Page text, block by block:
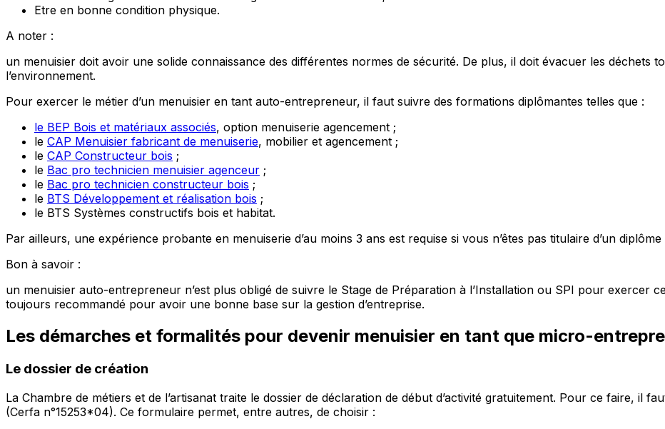
Etre en bonne condition physique.
A noter :
un menuisier doit avoir une solide connaissance des différentes normes de sécurité. De plus, il doit évacuer les déchets
l’environnement.
Pour exercer le métier d’un menuisier en tant auto-entrepreneur, il faut suivre des formations diplômantes telles que :
le BEP Bois et matériaux associés, option menuiserie agencement ;
le CAP Menuisier fabricant de menuiserie, mobilier et agencement ;
le CAP Constructeur bois ;
le Bac pro technicien menuisier agenceur ;
le Bac pro technicien constructeur bois ;
le BTS Développement et réalisation bois ;
le BTS Systèmes constructifs bois et habitat.
Par ailleurs, une expérience probante en menuiserie d’au moins 3 ans est requise si vous n’êtes pas titulaire d’un
Bon à savoir :
un menuisier auto-entrepreneur n’est plus obligé de suivre le Stage de Préparation à l’Installation ou SPI pour exercer
toujours recommandé pour avoir une bonne base sur la gestion d’entreprise.
Les démarches et formalités pour devenir menuisier en tant que micro-
Le dossier de création
La Chambre de métiers et de l’artisanat traite le dossier de déclaration de début d’activité gratuitement. Pour ce faire, il
(Cerfa n°15253*04). Ce formulaire permet, entre autres, de choisir :